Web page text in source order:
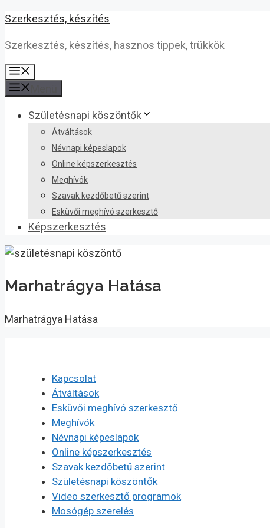
Kilépés
tartalomba
Szerkesztés, készítés
Szerkesztés, készítés, hasznos tippek, trükkök
Születésnapi köszöntők
Átváltások
Névnapi képeslapok
Online képszerkesztés
Meghívók
Szavak kezdőbetű szerint
Esküvői meghívó szerkesztő
Képszerkesztés
Marhatrágya Hatása
Marhatrágya Hatása
Kapcsolat
Átváltások
Esküvői meghívó szerkesztő
Meghívók
Névnapi képeslapok
Online képszerkesztés
Szavak kezdőbetű szerint
Születésnapi köszöntők
Video szerkesztő programok
Mosógép szerelés